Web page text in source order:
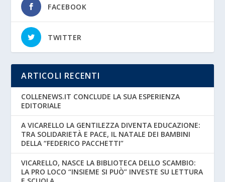
FACEBOOK
TWITTER
ARTICOLI RECENTI
COLLENEWS.IT CONCLUDE LA SUA ESPERIENZA
EDITORIALE
A VICARELLO LA GENTILEZZA DIVENTA EDUCAZIONE:
TRA SOLIDARIETÀ E PACE, IL NATALE DEI BAMBINI
DELLA “FEDERICO PACCHETTI”
VICARELLO, NASCE LA BIBLIOTECA DELLO SCAMBIO:
LA PRO LOCO “INSIEME SI PUÒ” INVESTE SU LETTURA